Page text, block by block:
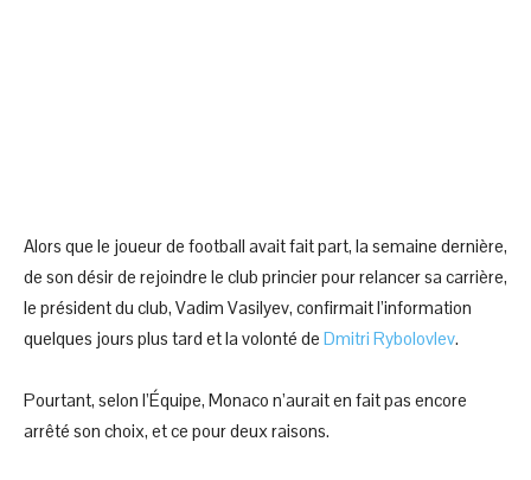
Alors que le joueur de football avait fait part, la semaine dernière,
de son désir de rejoindre le club princier pour relancer sa carrière,
le président du club, Vadim Vasilyev, confirmait l’information
quelques jours plus tard et la volonté de Dmitri Rybolovlev.
Pourtant, selon l’Équipe, Monaco n’aurait en fait pas encore
arrêté son choix, et ce pour deux raisons.